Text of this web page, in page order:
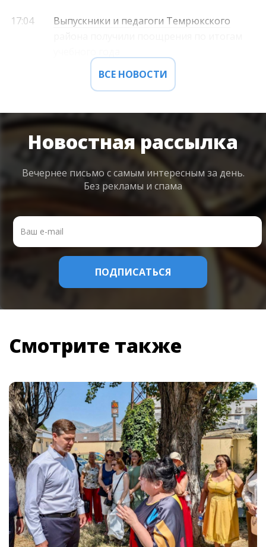
17:04
Выпускники и педагоги Темрюкского
ВСЕ НОВОСТИ
Новостная рассылка
Вечернее письмо с самым интересным за день.
Без рекламы и спама
Смотрите также